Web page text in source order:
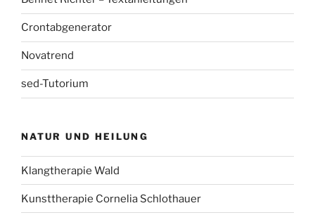
Crontabgenerator
Novatrend
sed-Tutorium
NATUR UND HEILUNG
Klangtherapie Wald
Kunsttherapie Cornelia Schlothauer